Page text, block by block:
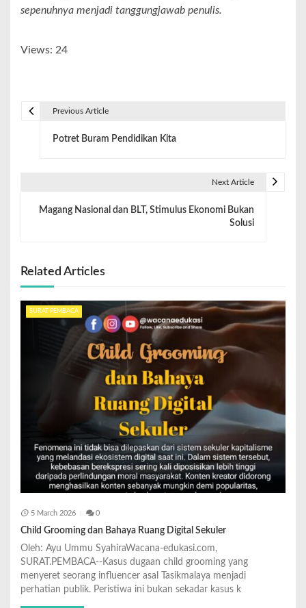
sepenuhnya menjadi tanggungjawab penulis.
Views: 24
Previous Article
Potret Buram Pendidikan Kita
Next Article
Magang Nasional dan BLT, Stimulus Ekonomi Bukan
Solusi
Related Articles
SURAT PEMBACA
5 March 2026 0
Child Grooming dan Bahaya Ruang Digital Sekuler
Oleh: Ayu Ummu SyahiraWacana-edukasi.com,
SURAT.PEMBACA--Kasus dugaan child grooming yang
menyeret seorang influencer asal Tasikmalaya menjadi
perhatian publik. Peristiwa ini bukan sekadar kasus k